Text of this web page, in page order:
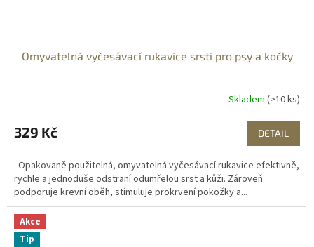
Omyvatelná vyčesávací rukavice srsti pro psy a kočky
Skladem (>10 ks)
329 Kč DETAIL
Opakovaně použitelná, omyvatelná vyčesávací rukavice efektivně,
rychle a jednoduše odstraní odumřelou srst a kůži. Zároveň
podporuje krevní oběh, stimuluje prokrvení pokožky a...
Akce
Tip